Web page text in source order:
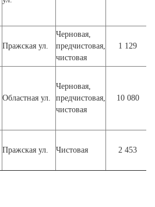
Пражская ул.
Черновая,
предчистовая,
чистовая
1 129
Областная ул.
Черновая,
предчистовая,
чистовая
10 080
Пражская ул. Чистовая 2 453